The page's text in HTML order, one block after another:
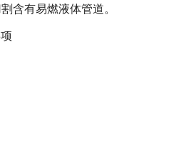
含有易燃液体管道。